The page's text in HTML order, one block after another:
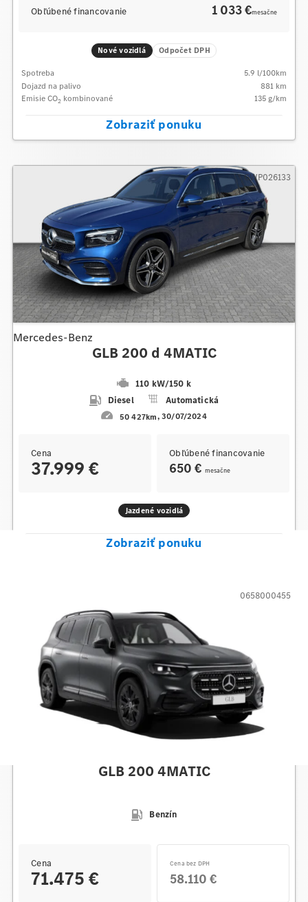
Obľúbené financovanie 1 033 €mesačne
Nové vozidlá Odpočet DPH
Spotreba 5.9 l/100km
Dojazd na palivo
881 km
Emisie CO2 kombinované 135 g/km
Zobraziť ponuku
Mercedes-Benz
GLB 200 d 4MATIC
110 kW/150 k
Diesel
Automatická
50 427km 30/07/2024
GWP026133
Cena
37.999 €
Obľúbené financovanie
650 € mesačne
Jazdené vozidlá
Zobraziť ponuku
GLB 200 4MATIC
Benzín
0658000455
Cena
71.475 €
Cena bez DPH
58.110 €